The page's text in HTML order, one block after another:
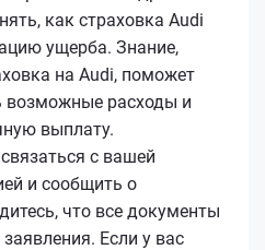
как страховка Audi
ущерба. Знание,
на Audi, поможет
возможные расходы и
выплату.
с вашей
и сообщить о
что все документы
Если у вас